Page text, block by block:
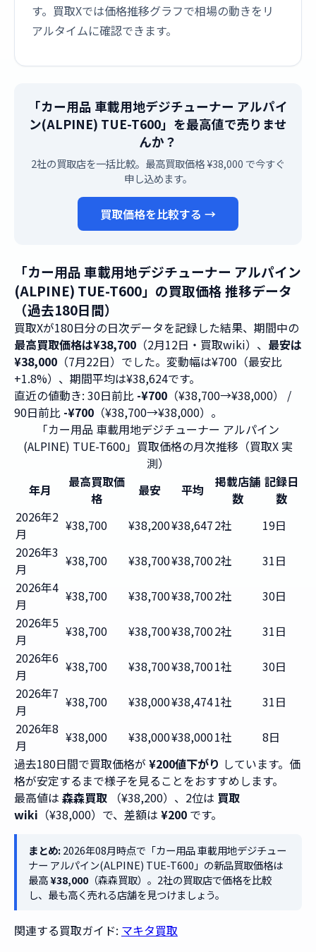
す。買取Xでは価格推移グラフで相場の動きをリ
アルタイムに確認できます。
「カー用品 車載用地デジチューナー アルパイ
ン(ALPINE) TUE-T600」を最高値で売りませ
んか？
2社の買取店を一括比較。最高買取価格 ¥38,000 で今すぐ
申し込めます。
買取価格を比較する →
「カー用品 車載用地デジチューナー アルパイン
(ALPINE) TUE-T600」の買取価格 推移データ
（過去180日間）
買取Xが180日分の日次データを記録した結果、期間中の
最高買取価格は¥38,700 （2月12日・買取wiki）、 最安は
¥38,000 （7月22日）でした。変動幅は¥700（最安比
+1.8%）、期間平均は¥38,624です。
直近の値動き: 30日前比 -¥700 （¥38,700→¥38,000） /
90日前比 -¥700 （¥38,700→¥38,000）。
「カー用品 車載用地デジチューナー アルパイン
(ALPINE) TUE-T600」買取価格の月次推移（買取X 実
測）
年月
最高買取価
格
最安 平均
掲載店舗
数
記録日
数
2026年2
月
¥38,700 ¥38,200¥38,6472社
19日
2026年3
月
¥38,700 ¥38,700¥38,7002社
31日
2026年4
月
¥38,700 ¥38,700¥38,7002社
30日
2026年5
月
¥38,700 ¥38,700¥38,7002社
31日
2026年6
月
¥38,700 ¥38,700¥38,7001社
30日
2026年7
月
¥38,700 ¥38,000¥38,4741社
31日
2026年8
月
¥38,000 ¥38,000¥38,0001社
8日
過去180日間で買取価格が ¥200値下がり しています。価
格が安定するまで様子を見ることをおすすめします。
最高値は 森森買取 （¥38,200）、2位は 買取
wiki （¥38,000）で、差額は ¥200 です。
まとめ:2026年08月時点で「カー用品 車載用地デジチュー
ナー アルパイン(ALPINE) TUE-T600」の新品買取価格は
最高¥38,000（森森買取）。2社の買取店で価格を比較
し、最も高く売れる店舗を見つけましょう。
関連する買取ガイド: マキタ買取